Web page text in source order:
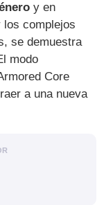
y en
complejos
se demuestra
modo
Core
a una nueva